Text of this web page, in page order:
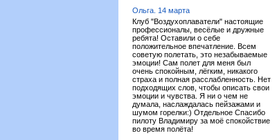
Ольга. 14 марта
Клуб "Воздухоплаватели" настоящие
профессионалы, весёлые и дружные
ребята! Оставили о себе
положительное впечатление. Всем
советую полетать, это незабываемые
эмоции! Сам полет для меня был
очень спокойным, лёгким, никакого
страха и полная расслабленность. Нет
подходящих слов, чтобы описать свои
эмоции и чувства. Я ни о чем не
думала, наслаждалась пейзажами и
шумом горелки:) Отдельное Спасибо
пилоту Владимиру за моё спокойствие
во время полёта!